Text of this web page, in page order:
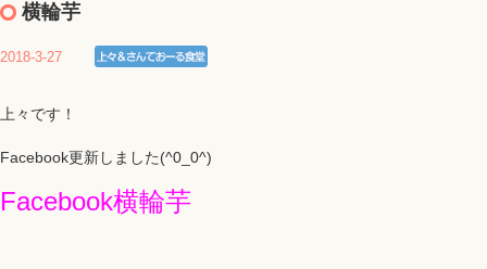
横輪芋
2018-3-27
上々です！
Facebook更新しました(^0_0^)
Facebook横輪芋